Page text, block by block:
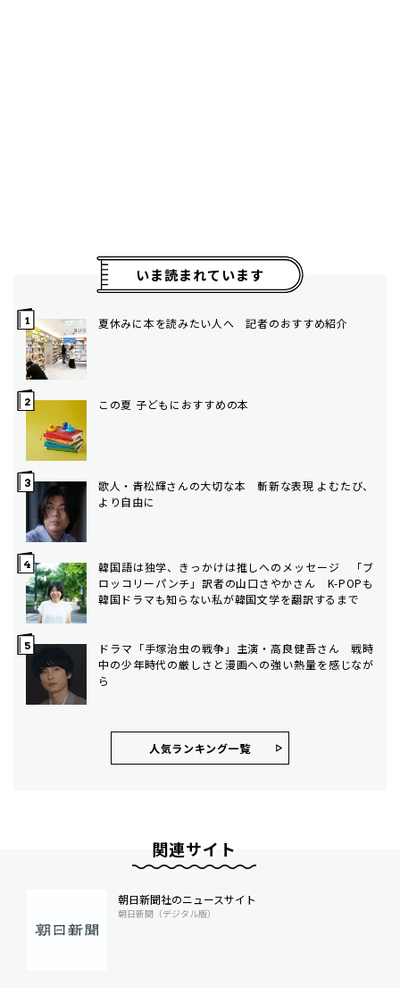
いま読まれています
夏休みに本を読みたい人へ 記者のおすすめ紹介
この夏 子どもにおすすめの本
歌人・青松輝さんの大切な本 斬新な表現 よむたび、
より自由に
韓国語は独学、きっかけは推しへのメッセージ 「ブ
ロッコリーパンチ」訳者の山口さやかさん K-POPも
韓国ドラマも知らない私が韓国文学を翻訳するまで
ドラマ「手塚治虫の戦争」主演・高良健吾さん 戦時
中の少年時代の厳しさと漫画への強い熱量を感じなが
ら
人気ランキング⼀覧
関連サイト
朝日新聞社のニュースサイト
朝日新聞（デジタル版）